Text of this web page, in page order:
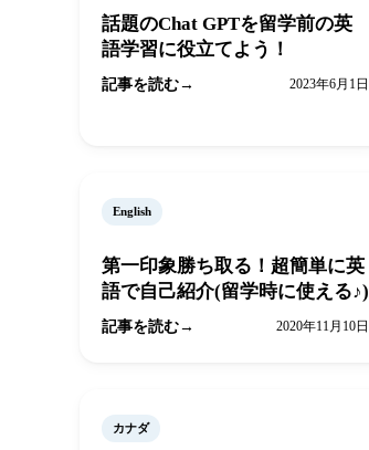
話題のChat GPTを留学前の英
語学習に役立てよう！
記事を読む 2023年6月1日
English
第一印象勝ち取る！超簡単に英
語で自己紹介(留学時に使える♪)
記事を読む 2020年11月10日
カナダ